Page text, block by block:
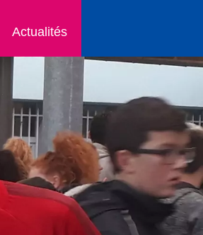
Actualités